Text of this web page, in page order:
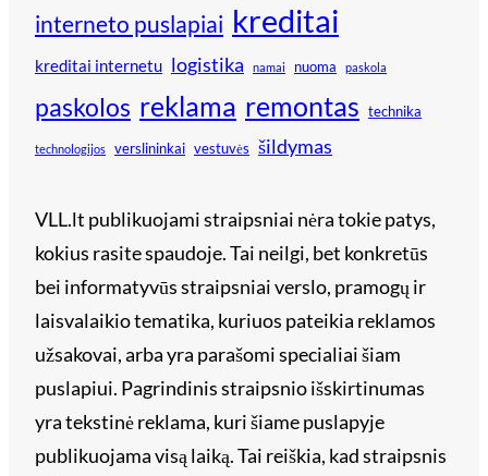
interneto puslapiai kreditai
kreditai internetu logistika namai nuoma paskola
paskolos reklama remontas technika
technologijos verslininkai vestuvės šildymas
VLL.lt publikuojami straipsniai nėra tokie patys,
kokius rasite spaudoje. Tai neilgi, bet konkretūs
bei informatyvūs straipsniai verslo, pramogų ir
laisvalaikio tematika, kuriuos pateikia reklamos
užsakovai, arba yra parašomi specialiai šiam
puslapiui. Pagrindinis straipsnio išskirtinumas
yra tekstinė reklama, kuri šiame puslapyje
publikuojama visą laiką. Tai reiškia, kad straipsnis